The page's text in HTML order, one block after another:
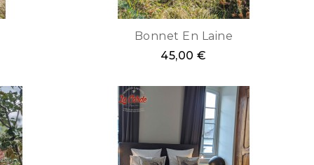
Bonnet En Laine
45,00 €
Chiné
naturel
Blanc